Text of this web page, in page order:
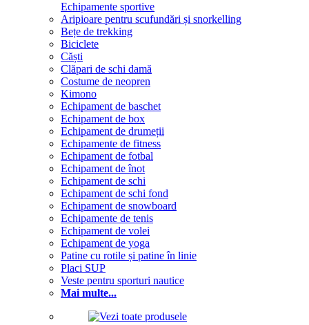
Echipamente sportive
Aripioare pentru scufundări și snorkelling
Bețe de trekking
Biciclete
Căști
Clăpari de schi damă
Costume de neopren
Kimono
Echipament de baschet
Echipament de box
Echipament de drumeții
Echipamente de fitness
Echipament de fotbal
Echipament de înot
Echipament de schi
Echipament de schi fond
Echipament de snowboard
Echipamente de tenis
Echipament de volei
Echipament de yoga
Patine cu rotile și patine în linie
Placi SUP
Veste pentru sporturi nautice
Mai multe...